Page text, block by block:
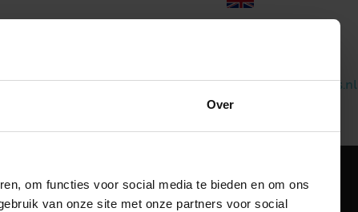
Over
om functies voor social media te bieden en om ons
van onze site met onze partners voor social
info@netmakelaars.nl